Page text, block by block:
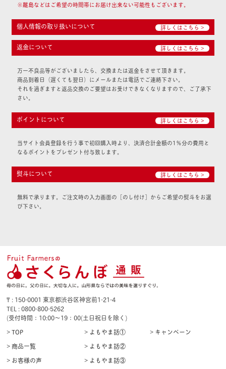
※離島などはご希望の時間帯にお届け出来ない可能性もございます。
個人情報の取り扱いについて 詳しくはこちら >
返金について 詳しくはこちら >
万一不良品等がございましたら、交換または返金をさせて頂きます。
商品到着日（遅くても翌日）にメールまたは電話でご連絡下さい。
それを過ぎますと返品交換のご要望はお受けできなくなりますので、ご了承下
さい。
ポイントについて 詳しくはこちら >
当サイト会員登録を行う事で初回購入時より、決済合計金額の1％分の費用と
なるポイントをプレゼント付与致します。
熨斗について 詳しくはこちら >
無料で承ります。ご注文時の入力画面の［のし付け］からご希望の熨斗をお選
び下さい。
₸ : 150-0001 東京都渋谷区神宮前1-21-4
TEL : 0800-800-5262
(受付時間：10:00〜19：00(土日祝日を除く)
> TOP
> 商品一覧
> お客様の声
> よもやま話①
> よもやま話②
> よもやま話③
> キャンペーン